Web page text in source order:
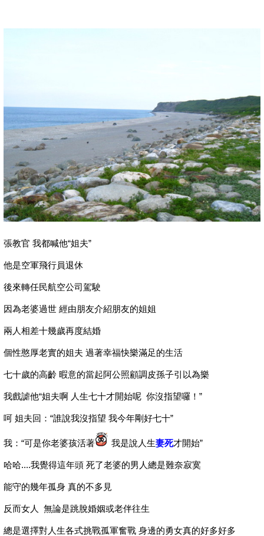
張教官 我都喊他“姐夫”
他是空軍飛行員退休
後來轉任民航空公司駕駛
因為老婆過世 經由朋友介紹朋友的姐姐
兩人相差十幾歲再度結婚
個性憨厚老實的姐夫 過著幸福快樂滿足的生活
七十歲的高齡 暇意的當起阿公照顧調皮孫子引以為樂
我戲謔他“姐夫啊 人生七十才開始呢 你沒指望囉！”
呵 姐夫回：“誰說我沒指望 我今年剛好七十”
我：“可是你老婆孩活著 我是說人生妻死才開始”
哈哈....我覺得這年頭 死了老婆的男人總是難奈寂寞
能守的幾年孤身 真的不多見
反而女人 無論是跳脫婚姻或老伴往生
總是選擇對人生各式挑戰孤軍奮戰 身邊的勇女真的好多好多